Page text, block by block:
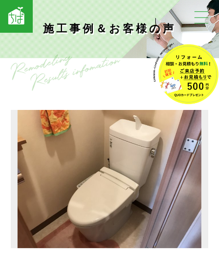
施工事例＆お客様の声